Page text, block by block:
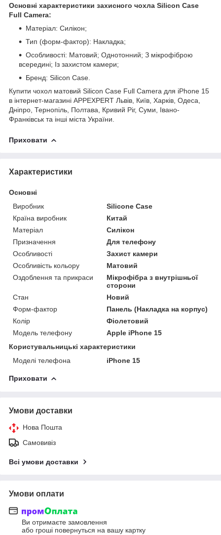
Основні характеристики захисного чохла Silicon Case
Full Camera:
Матеріал: Силікон;
Тип (форм-фактор): Накладка;
Особливості: Матовий; Однотонний; З мікрофіброю
всередині; Із захистом камери;
Бренд: Silicon Case.
Купити чохол матовий Silicon Case Full Camera для iPhone 15
в інтернет-магазині APPEXPERT Львів, Київ, Харків, Одеса,
Дніпро, Тернопіль, Полтава, Кривий Ріг, Суми, Івано-
Франківськ та інші міста України.
Приховати
Характеристики
Основні
Виробник
Silicone Case
Країна виробник
Китай
Матеріал
Силікон
Призначення
Для телефону
Особливості
Захист камери
Особливість кольору
Матовий
Оздоблення та прикраси
Мікрофібра з внутрішньої
сторони
Стан
Новий
Форм-фактор
Панель (Накладка на корпус)
Колір
Фіолетовий
Модель телефону
Apple iPhone 15
Користувальницькі характеристики
Моделі телефона
iPhone 15
Приховати
Умови доставки
Нова Пошта
Самовивіз
Всі умови доставки
Умови оплати
Ви отримаєте замовлення
або гроші повернуться на вашу картку